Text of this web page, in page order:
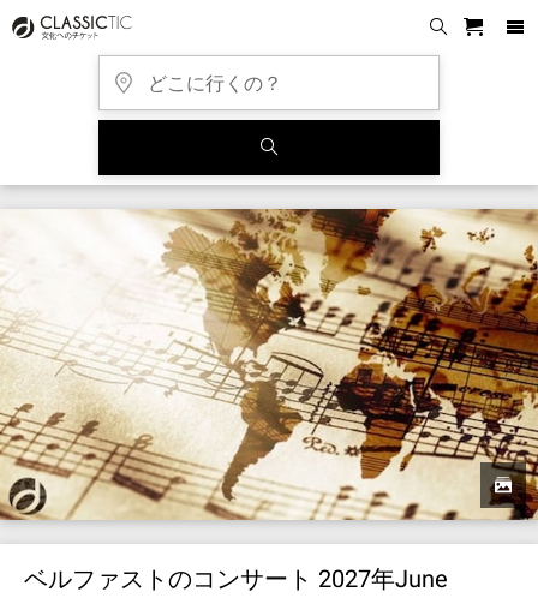
ベルファストのコンサート 2027年June